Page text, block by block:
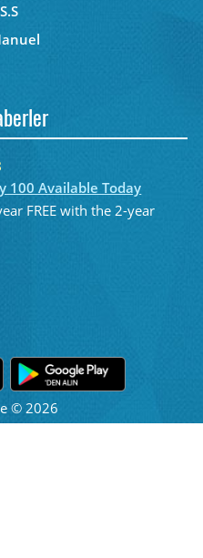
100 Available Today
FREE with the 2-year
© 2026